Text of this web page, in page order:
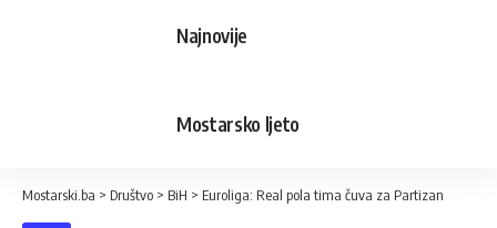
Najnovije
Mostarsko ljeto
Mostarski.ba > Društvo > BiH > Euroliga: Real pola tima čuva za Partizan